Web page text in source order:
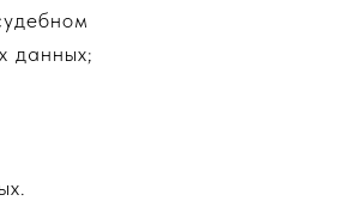
данных;